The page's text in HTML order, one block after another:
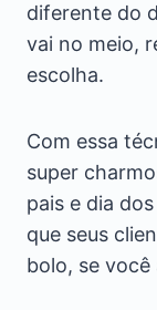
diferente do
vai no meio,
escolha.
Com essa
super
pais e dia
que seus
bolo, se